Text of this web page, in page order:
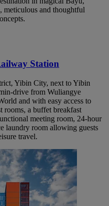
meticulous and thoughtful
Station
Yibin City, next to Yibin
drive from Wuliangye
and with easy access to
rooms, a buffet breakfast
meeting room, 24-hour
laundry room allowing guests
travel.